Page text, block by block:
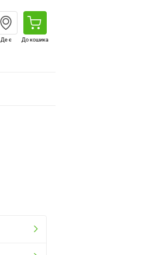
Де є До кошика